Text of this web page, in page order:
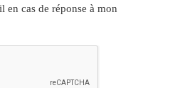
en cas de réponse à mon